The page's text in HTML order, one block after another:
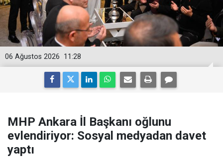
11:28
06 Ağustos 2026
MHP Ankara İl Başkanı oğlunu
evlendiriyor: Sosyal medyadan davet
yaptı